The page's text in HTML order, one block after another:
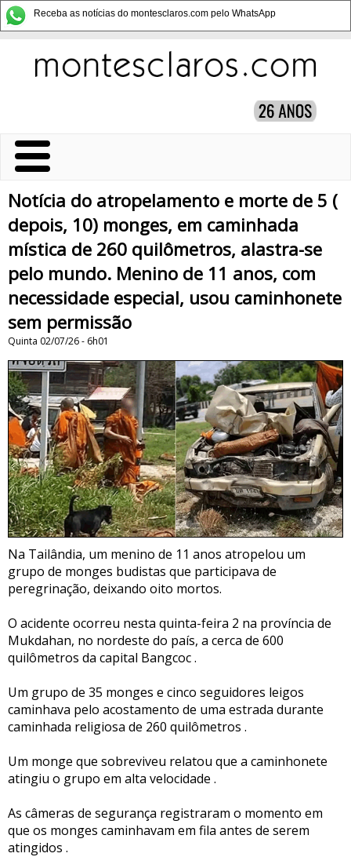
Receba as notícias do montesclaros.com pelo WhatsApp
Notícia do atropelamento e morte de 5 (
depois, 10) monges, em caminhada
mística de 260 quilômetros, alastra-se
pelo mundo. Menino de 11 anos, com
necessidade especial, usou caminhonete
sem permissão
Quinta 02/07/26 - 6h01
Na Tailândia, um menino de 11 anos atropelou um
grupo de monges budistas que participava de
peregrinação, deixando oito mortos.
O acidente ocorreu nesta quinta-feira 2 na província de
Mukdahan, no nordeste do país, a cerca de 600
quilômetros da capital Bangcoc .
Um grupo de 35 monges e cinco seguidores leigos
caminhava pelo acostamento de uma estrada durante
caminhada religiosa de 260 quilômetros .
Um monge que sobreviveu relatou que a caminhonete
atingiu o grupo em alta velocidade .
As câmeras de segurança registraram o momento em
que os monges caminhavam em fila antes de serem
atingidos .